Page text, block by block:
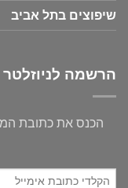
שיפוצים בתל אביב
הרשמה לניוזלטר
הכנס את כתובת